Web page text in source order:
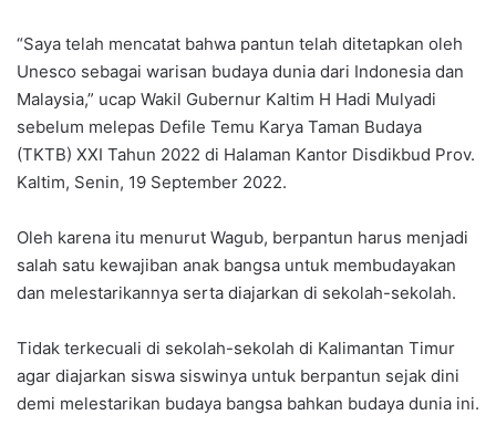
“Saya telah mencatat bahwa pantun telah ditetapkan oleh
Unesco sebagai warisan budaya dunia dari Indonesia dan
Malaysia,” ucap Wakil Gubernur Kaltim H Hadi Mulyadi
sebelum melepas Defile Temu Karya Taman Budaya
(TKTB) XXI Tahun 2022 di Halaman Kantor Disdikbud Prov.
Kaltim, Senin, 19 September 2022.
Oleh karena itu menurut Wagub, berpantun harus menjadi
salah satu kewajiban anak bangsa untuk membudayakan
dan melestarikannya serta diajarkan di sekolah-sekolah.
Tidak terkecuali di sekolah-sekolah di Kalimantan Timur
agar diajarkan siswa siswinya untuk berpantun sejak dini
demi melestarikan budaya bangsa bahkan budaya dunia ini.